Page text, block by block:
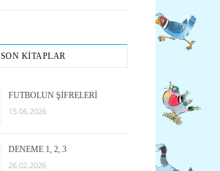
SON KİTAPLAR
FUTBOLUN ŞİFRELERİ
15.06.2026
DENEME 1, 2, 3
26.02.2026